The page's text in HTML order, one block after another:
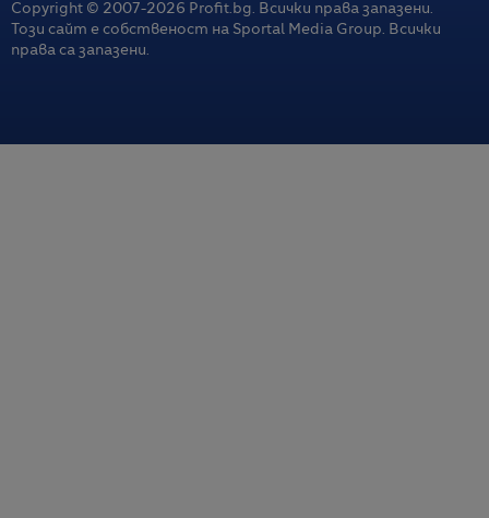
Copyright © 2007-2026 Profit.bg. Всички права запазени.
Този сайт е собственост на Sportal Media Group. Всички
права са запазени.